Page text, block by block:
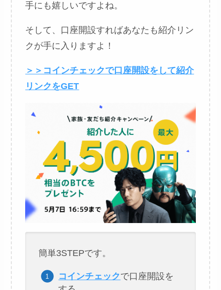
手にも嬉しいですよね。
そして、口座開設すればあなたも紹介リン
クが手に入りますよ！
＞＞コインチェックで口座開設をして紹介
リンクをGET
簡単3STEPです。
コインチェックで口座開設を